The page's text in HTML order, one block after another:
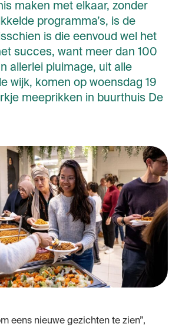
maken met elkaar, zonder
programma’s, is de
is die eenvoud wel het
succes, want meer dan 100
allerlei pluimage, uit alle
wijk, komen op woensdag 19
meeprikken in buurthuis De
eens nieuwe gezichten te zien”,